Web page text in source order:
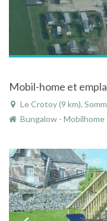
Le Crotoy (9 km),
Bungalow - Mobilhome